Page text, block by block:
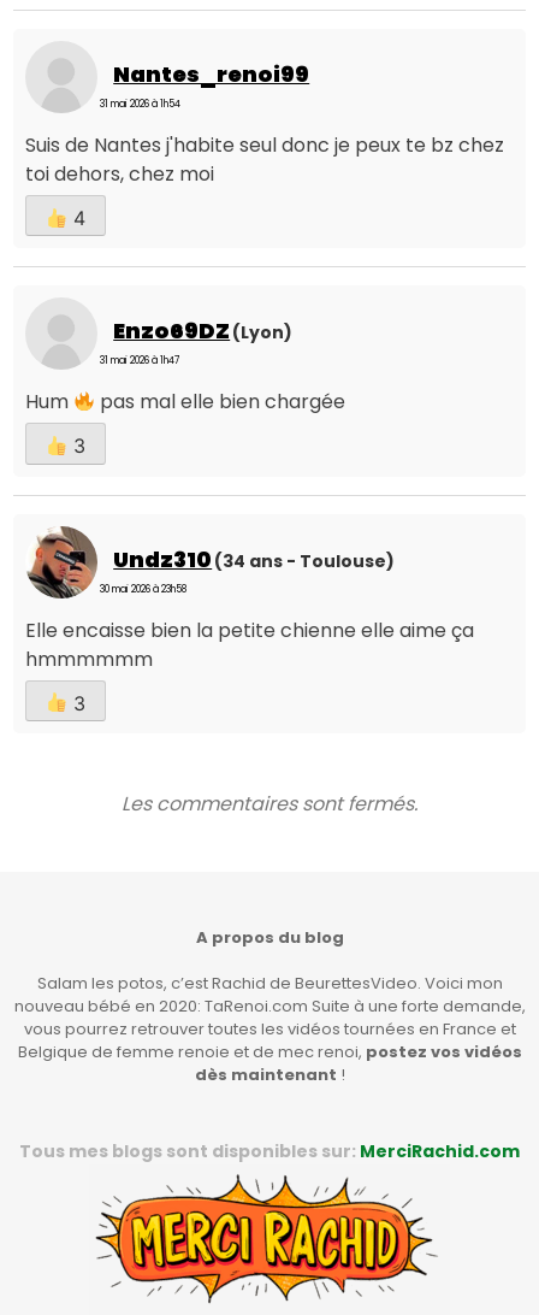
Nantes_renoi99
31 mai 2026 à 1h54
Suis de Nantes j'habite seul donc je peux te bz chez
toi dehors, chez moi
4
Enzo69DZ (Lyon)
31 mai 2026 à 1h47
Hum pas mal elle bien chargée
3
Undz310 (34 ans - Toulouse)
30 mai 2026 à 23h58
Elle encaisse bien la petite chienne elle aime ça
hmmmmmm
3
Les commentaires sont fermés.
A propos du blog
Salam les potos, c’est Rachid de BeurettesVideo. Voici mon
nouveau bébé en 2020: TaRenoi.com Suite à une forte demande,
vous pourrez retrouver toutes les vidéos tournées en France et
Belgique de femme renoie et de mec renoi, postez vos vidéos
dès maintenant !
Tous mes blogs sont disponibles sur: MerciRachid.com